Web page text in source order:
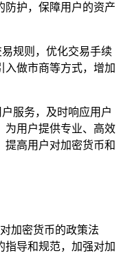
防护，保障用户的资产
规则，优化交易手续
入做市商等方式，增加
服务，及时响应用户
为用户提供专业、高效
提高用户对加密货币和
加密货币的政策法
指导和规范，加强对加